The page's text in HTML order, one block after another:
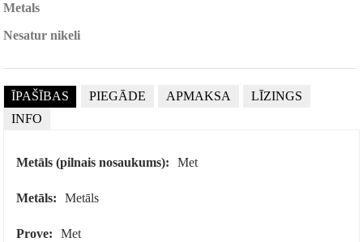
Metals
Nesatur nikeli
ĪPAŠĪBAS PIEGĀDE APMAKSA
LĪZINGS
INFO
Metāls (pilnais nosaukums): Met
Metāls: Metāls
Prove: Met